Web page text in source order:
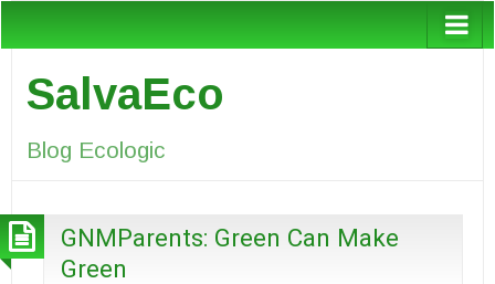
SalvaEco
Blog Ecologic
GNMParents: Green Can Make
Green